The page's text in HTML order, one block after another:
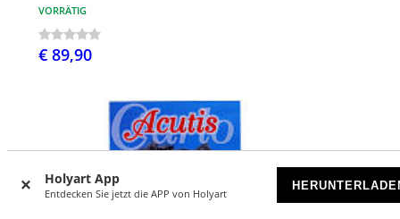
Holyart App
Entdecken Sie jetzt die APP von Holyart
VORRÄTIG
€ 89,90